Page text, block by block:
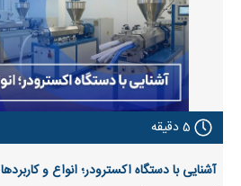
5دقیقه
آشنایی با دستگاه اکسترودر؛ انواع و کاربردها